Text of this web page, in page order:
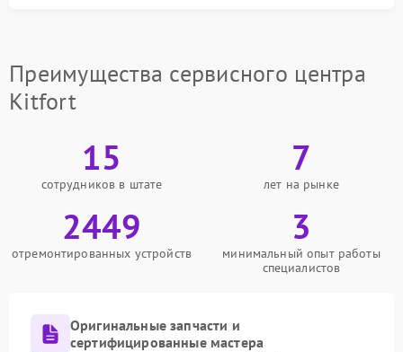
Преимущества сервисного центра
Kitfort
15
сотрудников в штате
7
лет на рынке
2449
отремонтированных устройств
3
минимальный опыт работы
специалистов
Оригинальные запчасти и
сертифицированные мастера